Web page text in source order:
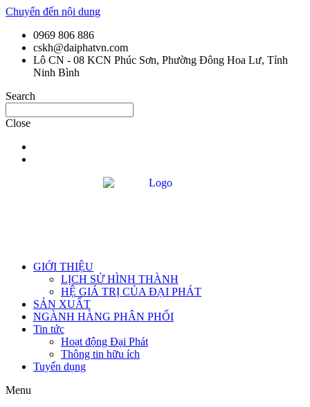
Chuyển đến nội dung
0969 806 886
cskh@daiphatvn.com
Lô CN - 08 KCN Phúc Sơn, Phường Đông Hoa Lư, Tỉnh
Ninh Bình
Search
Close
GIỚI THIỆU
LỊCH SỬ HÌNH THÀNH
HỆ GIÁ TRỊ CỦA ĐẠI PHÁT
SẢN XUẤT
NGÀNH HÀNG PHÂN PHỐI
Tin tức
Hoạt động Đại Phát
Thông tin hữu ích
Tuyển dụng
Menu